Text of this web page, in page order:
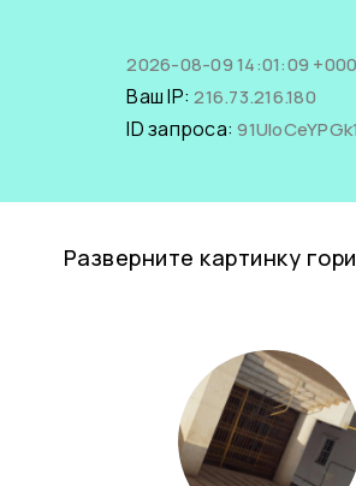
2026-08-09 14:01:09
Ваш IP:216.73.216.180
ID запроса:91UloCeYPGk1
Разверните картинку